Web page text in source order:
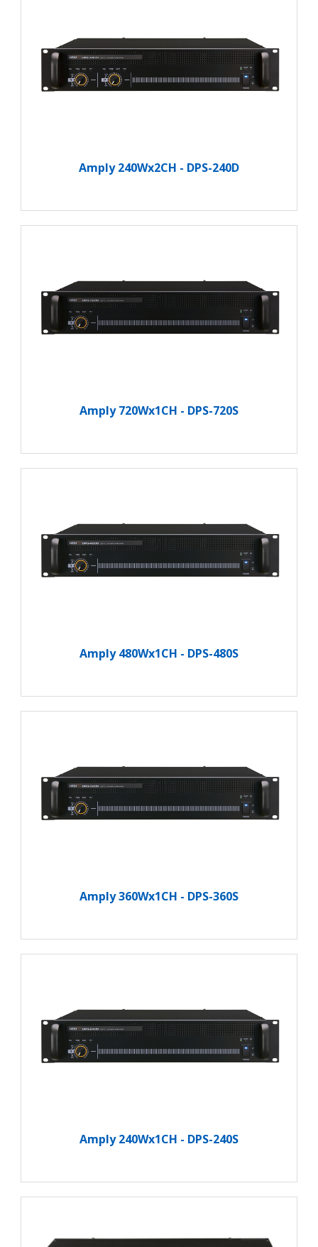
Amply 240Wx2CH - DPS-240D
Amply 720Wx1CH - DPS-720S
Amply 480Wx1CH - DPS-480S
Amply 360Wx1CH - DPS-360S
Amply 240Wx1CH - DPS-240S